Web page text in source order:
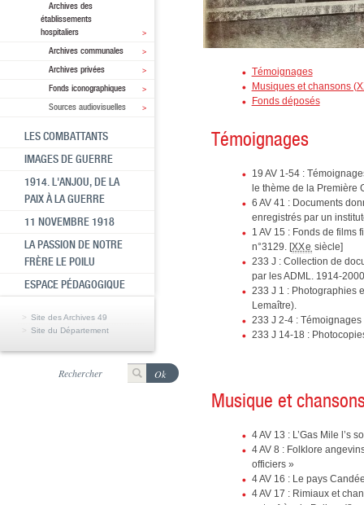
Archives des
établissements
hospitaliers
Archives communales
Archives privées
Fonds iconographiques
Sources audiovisuelles
LES COMBATTANTS
IMAGES DE GUERRE
1914. L'ANJOU, DE LA
PAIX À LA GUERRE
11 NOVEMBRE 1918
LA PASSION DE NOTRE
FRÈRE LE POILU
ESPACE PÉDAGOGIQUE
Site des Archives 49
Site du Département
Témoignages
Musiques et chansons
Fonds déposés
Témoignages
19 AV 1-54 :
le thème de la Première
6 AV 41 : Documents
enregistrés par un
1 AV 15 : Fonds de films
n°3129. [XXe siècle]
233 J : Collection de
par les ADML. 1914-2000
233 J 1 : Photographies
Lemaître).
233 J 2-4 : Témoignages
233 J 14-18 :
Musique et
4 AV 13 : L’Gas Mile l’s
4 AV 8 : Folklore
officiers »
4 AV 16 : Le pays
4 AV 17 : Rimiaux et